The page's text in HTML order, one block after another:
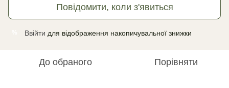
Повідомити, коли з'явиться
Ввійти для відображення накопичувальної знижки
До обраного Порівняти